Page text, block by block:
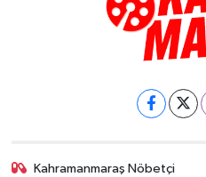
Kahramanmaraş Nöbetçi